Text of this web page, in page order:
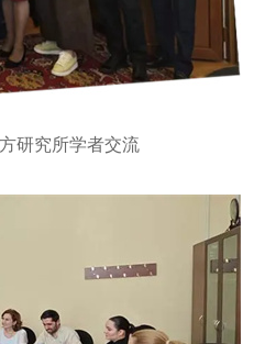
研究所学者交流